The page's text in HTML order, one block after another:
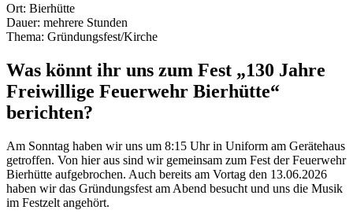
Ort: Bierhütte
Dauer: mehrere Stunden
Thema: Gründungsfest/Kirche
Was könnt ihr uns zum Fest „130 Jahre
Freiwillige Feuerwehr Bierhütte“
berichten?
Am Sonntag haben wir uns um 8:15 Uhr in Uniform am Gerätehaus
getroffen. Von hier aus sind wir gemeinsam zum Fest der Feuerwehr
Bierhütte aufgebrochen. Auch bereits am Vortag den 13.06.2026
haben wir das Gründungsfest am Abend besucht und uns die Musik
im Festzelt angehört.